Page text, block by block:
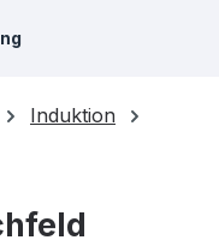
Induktion